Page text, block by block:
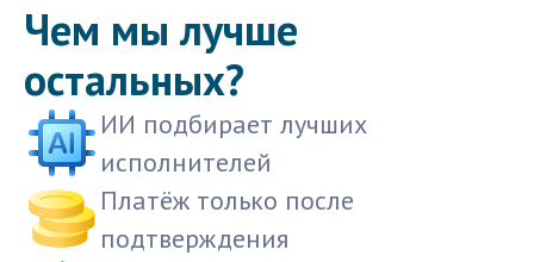
Чем мы лучше
остальных?
ИИ подбирает лучших
исполнителей
Платёж только после
подтверждения